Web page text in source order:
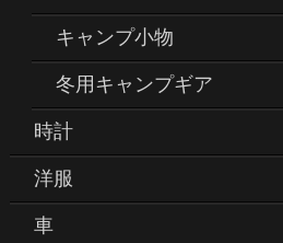
キャンプ小物
冬用キャンプギア
時計
洋服
車